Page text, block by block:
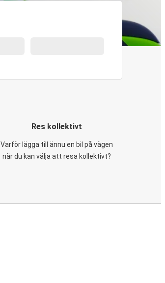
Res kollektivt
Varför lägga till ännu en bil på vägen
när du kan välja att resa kollektivt?